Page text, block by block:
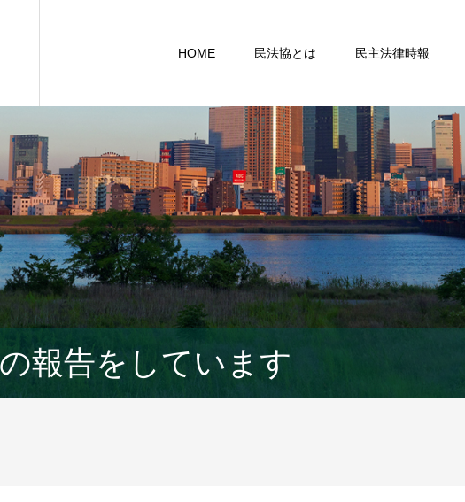
HOME 民法協とは 民主法律時報
報告をしています